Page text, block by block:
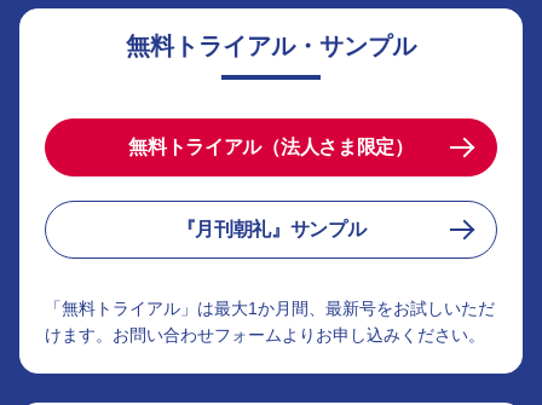
無料トライアル・サンプル
無料トライアル（法人さま限定）
『月刊朝礼』サンプル
「無料トライアル」は最大1か月間、最新号をお試しいただ
けます。お問い合わせフォームよりお申し込みください。